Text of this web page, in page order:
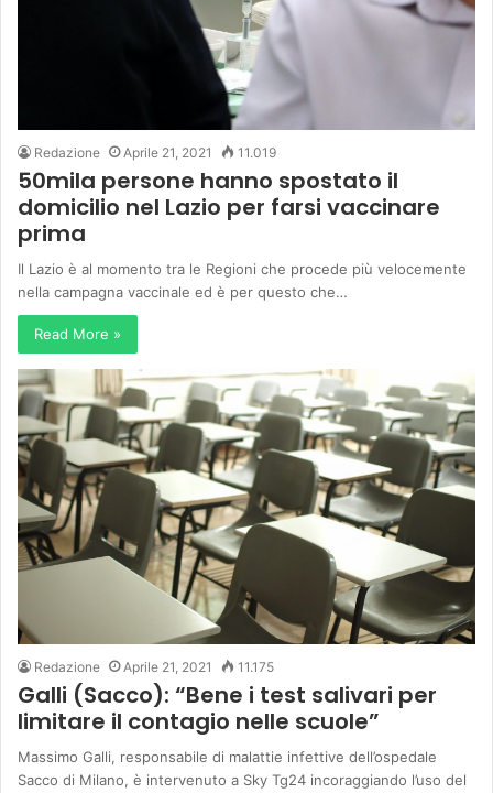
Redazione Aprile 21, 2021 11.019
50mila persone hanno spostato il
domicilio nel Lazio per farsi vaccinare
prima
Il Lazio è al momento tra le Regioni che procede più velocemente
nella campagna vaccinale ed è per questo che…
Read More »
Redazione Aprile 21, 2021 11.175
Galli (Sacco): “Bene i test salivari per
limitare il contagio nelle scuole”
Massimo Galli, responsabile di malattie infettive dell’ospedale
Sacco di Milano, è intervenuto a Sky Tg24 incoraggiando l’uso del